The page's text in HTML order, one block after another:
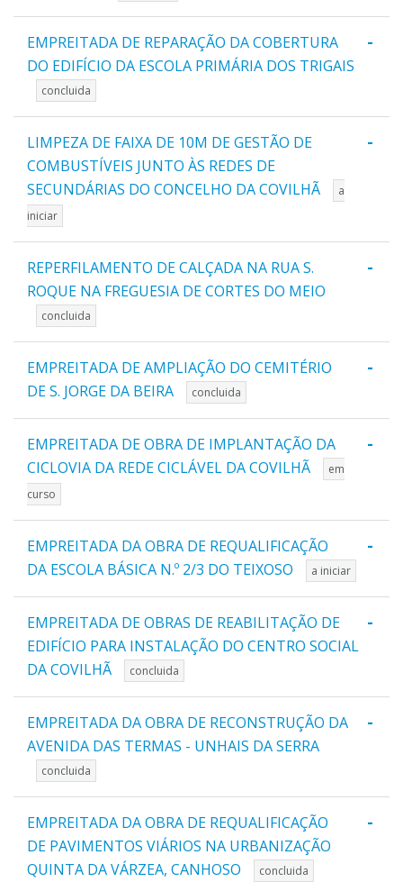
-
EMPREITADA DE REPARAÇÃO DA COBERTURA
DO EDIFÍCIO DA ESCOLA PRIMÁRIA DOS TRIGAIS
concluida
-
LIMPEZA DE FAIXA DE 10M DE GESTÃO DE
COMBUSTÍVEIS JUNTO ÀS REDES DE
SECUNDÁRIAS DO CONCELHO DA COVILHÃ
a
iniciar
-
REPERFILAMENTO DE CALÇADA NA RUA S.
ROQUE NA FREGUESIA DE CORTES DO MEIO
concluida
-
EMPREITADA DE AMPLIAÇÃO DO CEMITÉRIO
DE S. JORGE DA BEIRA
concluida
-
EMPREITADA DE OBRA DE IMPLANTAÇÃO DA
CICLOVIA DA REDE CICLÁVEL DA COVILHÃ
em
curso
-
EMPREITADA DA OBRA DE REQUALIFICAÇÃO
DA ESCOLA BÁSICA N.º 2/3 DO TEIXOSO
a iniciar
-
EMPREITADA DE OBRAS DE REABILITAÇÃO DE
EDIFÍCIO PARA INSTALAÇÃO DO CENTRO SOCIAL
DA COVILHÃ
concluida
-
EMPREITADA DA OBRA DE RECONSTRUÇÃO DA
AVENIDA DAS TERMAS - UNHAIS DA SERRA
concluida
-
EMPREITADA DA OBRA DE REQUALIFICAÇÃO
DE PAVIMENTOS VIÁRIOS NA URBANIZAÇÃO
QUINTA DA VÁRZEA, CANHOSO
concluida